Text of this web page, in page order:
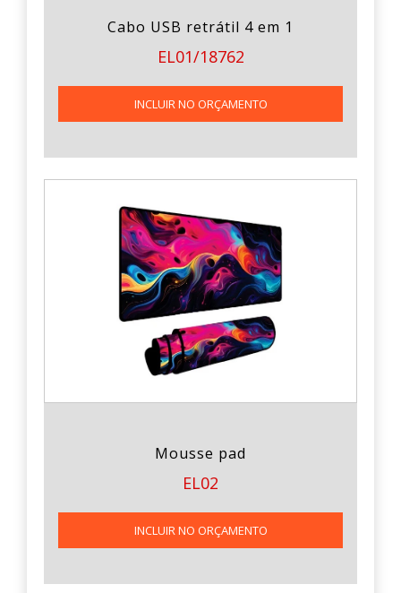
Cabo USB retrátil 4 em 1
EL01/18762
INCLUIR NO ORÇAMENTO
Mousse pad
EL02
INCLUIR NO ORÇAMENTO